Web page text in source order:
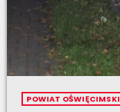
POWIAT OŚWIĘCIMSKI